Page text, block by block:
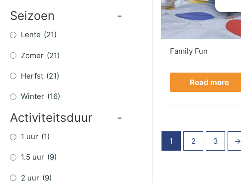
Seizoen -
Lente (21)
Zomer (21)
Herfst (21)
Winter (16)
Activiteitsduur -
1 uur (1)
1.5 uur (9)
2 uur (9)
Family Fun
Read more
1 2 3 →